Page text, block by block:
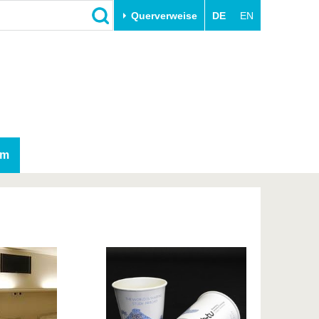
Querverweise DE EN
Innovative Transferprojekte
BTU & Region erleben